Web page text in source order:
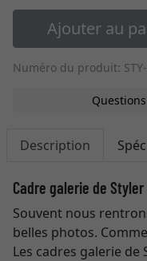
Ajouter au
Numéro du produit:
Description
Cadre galerie de Styler
Souvent nous
belles photos.
Les cadres galerie